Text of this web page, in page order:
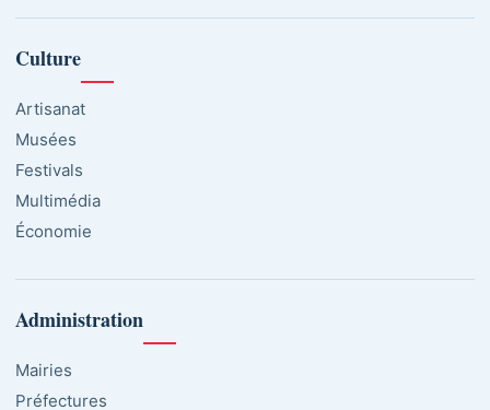
Culture
Artisanat
Musées
Festivals
Multimédia
Économie
Administration
Mairies
Préfectures